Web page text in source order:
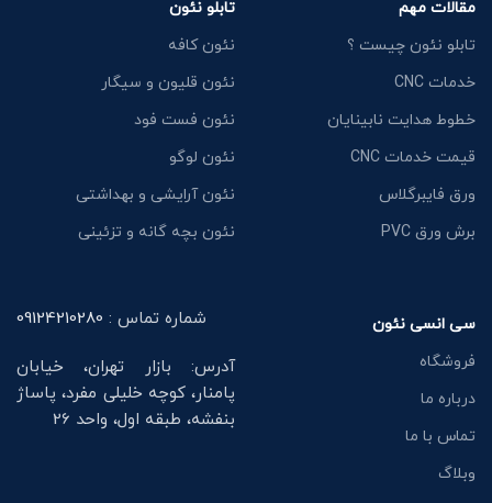
مقالات مهم
تابلو نئون چیست ؟
خدمات CNC
خطوط هدایت نابینایان
قیمت خدمات CNC
ورق فایبرگلاس
برش ورق PVC
تابلو نئون
نئون کافه
نئون قلیون و سیگار
نئون فست فود
نئون لوگو
نئون آرایشی و بهداشتی
نئون بچه گانه و تزئینی
سی انسی نئون
فروشگاه
درباره ما
تماس با ما
وبلاگ
شماره تماس : 09124210280
آدرس: بازار تهران، خیابان
پامنار، کوچه خلیلی مفرد، پاساژ
بنفشه، طبقه اول، واحد 26